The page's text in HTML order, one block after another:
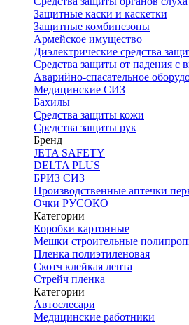
Защитные каски и каскетки
Защитные комбинезоны
Армейское имущество
Диэлектрические средства
Средства защиты от падения с
Аварийно-спасательное
Медицинские СИЗ
Бахилы
Средства защиты кожи
Средства защиты рук
Бренд
JETA SAFETY
DELTA PLUS
БРИЗ СИЗ
Производственные аптечки
Очки РУСОКО
Категории
Коробки картонные
Мешки строительные
Пленка полиэтиленовая
Скотч клейкая лента
Стрейч пленка
Категории
Автослесари
Медицинские работники